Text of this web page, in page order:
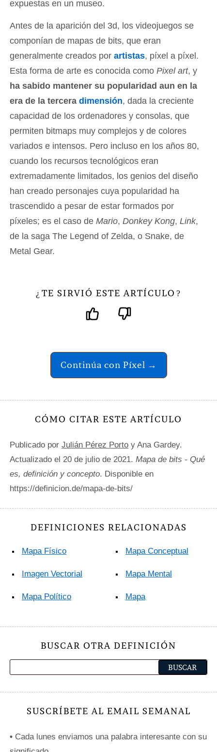
expuestas en un museo.
Antes de la aparición del 3d, los videojuegos se
componían de mapas de bits, que eran
generalmente creados por artistas, píxel a píxel.
Esta forma de arte es conocida como Pixel art, y
ha sabido mantener su popularidad aun en la
era de la tercera dimensión, dada la creciente
capacidad de los ordenadores y consolas, que
permiten bitmaps muy complejos y de colores
variados e intensos. Pero incluso en los años 80,
cuando los recursos tecnológicos eran
extremadamente limitados, los genios del diseño
han creado personajes cuya popularidad ha
trascendido a pesar de estar formados por
píxeles; es el caso de Mario, Donkey Kong, Link,
de la saga The Legend of Zelda, o Snake, de
Metal Gear.
¿ TE SIRVIÓ ESTE ARTÍCULO ?
Continúa con Píxel →
CÓMO CITAR ESTE ARTÍCULO
Publicado por Julián Pérez Porto y Ana Gardey.
Actualizado el 20 de julio de 2021. Mapa de bits - Qué
es, definición y concepto. Disponible en
https://definicion.de/mapa-de-bits/
DEFINICIONES RELACIONADAS
Mapa Físico
Imagen Vectorial
Mapa Político
Mapa Conceptual
Mapa Mental
Mapa
BUSCAR OTRA DEFINICIÓN
SUSCRÍBETE AL EMAIL SEMANAL
• Cada lunes enviamos una palabra interesante con su